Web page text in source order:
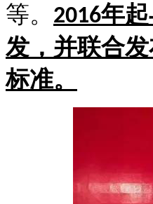
等。 2016年
发，并联
标准。